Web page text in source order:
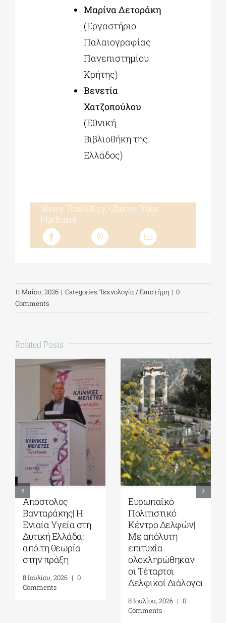
Μαρίνα Δετοράκη
(Εργαστήριο
Παλαιογραφίας
Πανεπιστημίου
Κρήτης)
Βενετία
Χατζοπούλου
(Εθνική
Βιβλιοθήκη της
Ελλάδος)
Share This Story, Choose Your
Platform!
11 Μαΐου, 2026 | Categories:Τεχνολογία / Επιστήμη | 0
Comments
Related Posts
Απόστολος
Βανταράκης| Η
Ενιαία Υγεία στη
Δυτική Ελλάδα:
από τη θεωρία
στην πράξη
8 Ιουλίου, 2026 | 0
Comments
Ευρωπαϊκό
Πολιτιστικό
Κέντρο Δελφών|
Με απόλυτη
επιτυχία
ολοκληρώθηκαν
οι Τέταρτοι
Δελφικοί Διάλογοι
8 Ιουλίου, 2026 | 0
Comments